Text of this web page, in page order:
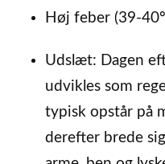
Høj feber (39-
Udslæt: Dagen
udvikles som
typisk opstår på
derefter brede